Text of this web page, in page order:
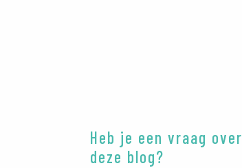
Heb je een vraag over
deze blog?